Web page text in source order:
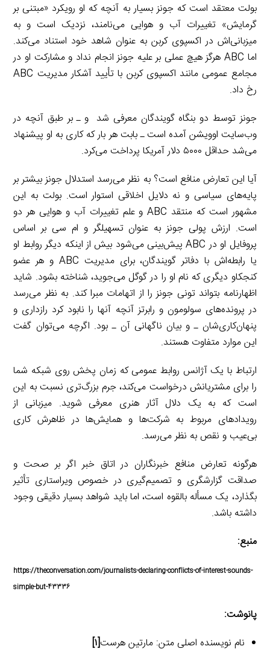
بولت معتقد است که جونز بسیار به آنچه که او رویکرد «مبتنی بر
گرمایش» تغییرات آب و هوایی می‌نامند، نزدیک است و به
میزبانی‌اش در اکسپوی کربن به عنوان شاهد خود استناد می‌کند.
اما ABC هرگز هیچ عملی بر علیه جونز انجام نداد و مشارکت او در
مجامع عمومی مانند اکسپوی کربن با تأیید آشکار مدیریت ABC
رخ داد.
جونز توسط دو بنگاه گویندگان معرفی شد و ـ بر طبق آنچه در
وب‌سایت اوویشن آمده است ـ بابت هر بار که کاری به او پیشنهاد
می‌شد حداقل ۵۰۰۰ دلار آمریکا پرداخت می‌کرد.
آیا این تعارض منافع است؟ به نظر می‌رسد استدلال جونز بیشتر بر
پایه‌های سیاسی و نه دلایل اخلاقی استوار است. بولت به این
مشهور است که منتقد ABC و علم تغییرات آب و هوایی هر دو
است. ارزش پولی جونز به عنوان تسهیلگر و ام سی بر اساس
پروفایل او در ABC پیش‌بینی می‌شود بیش از اینکه دیگر روابط او
یا رابطه‌اش با دفاتر گویندگان، برای مدیریت ABC و هر عضو
کنجکاو دیگری که نام او را در گوگل می‌جوید، شناخته بشود. شاید
اظهارنامه بتواند تونی جونز را از اتهامات مبرا کند. به نظر می‌رسد
در پرونده‌های سولومون و رابرتز آنچه آنها را نابود کرد رازداری و
پنهان‌کاری‌شان ـ و بیان ناگهانی آن ـ بود. اگرچه می‌توان گفت
این موارد متفاوت هستند.
ارتباط با یک آژانس روابط عمومی که زمان پخش روی شبکه شما
را برای مشتریانش درخواست می‌کند، جرم بزرگ‌تری نسبت به این
است که به یک دلال آثار هنری معرفی شوید. میزبانی از
رویدادهای مربوط به شرکت‌ها و همایش‌ها در ظاهرش کاری
بی‌عیب و نقص به نظر می‌رسد.
هرگونه تعارض منافع خبرنگاران در اتاق خبر اگر بر صحت و
صداقت گزارشگری و تصمیم‌گیری در خصوص ویراستاری تأثیر
بگذارد، یک مسأله بالقوه است، اما باید شواهد بسیار دقیقی وجود
داشته باشد.
منبع:
https://theconversation.com/journalists-declaring-conflicts-of-interest-sounds-
simple-but-43336
پانوشت:
نام نویسنده اصلی متن: مارتین هرست[۱]